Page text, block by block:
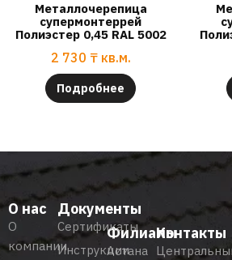
Металлочерепица
супермонтеррей
Полиэстер 0,45 RAL 5002
2 730 ₸ кв.м.
Подробнее
О нас
О
компании
Документы
Сертификаты
Инструкции
Филиалы
Астана
Контакты